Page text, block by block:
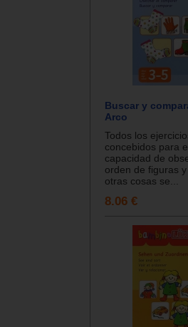
Buscar y
Arco
Todos los
concebidos para
capacidad de
orden de figuras
otras cosas se...
8.06 €